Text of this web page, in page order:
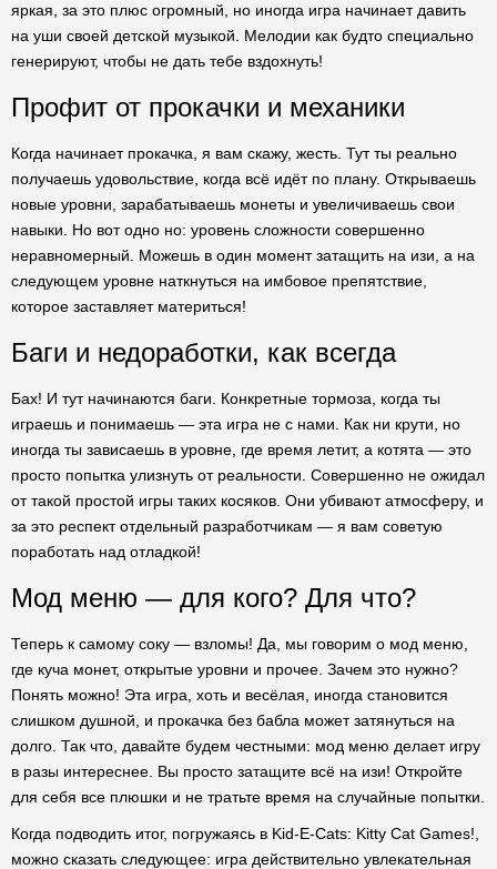
яркая, за это плюс огромный, но иногда игра начинает давить
на уши своей детской музыкой. Мелодии как будто специально
генерируют, чтобы не дать тебе вздохнуть!
Профит от прокачки и механики
Когда начинает прокачка, я вам скажу, жесть. Тут ты реально
получаешь удовольствие, когда всё идёт по плану. Открываешь
новые уровни, зарабатываешь монеты и увеличиваешь свои
навыки. Но вот одно но: уровень сложности совершенно
неравномерный. Можешь в один момент затащить на изи, а на
следующем уровне наткнуться на имбовое препятствие,
которое заставляет материться!
Баги и недоработки, как всегда
Бах! И тут начинаются баги. Конкретные тормоза, когда ты
играешь и понимаешь — эта игра не с нами. Как ни крути, но
иногда ты зависаешь в уровне, где время летит, а котята — это
просто попытка улизнуть от реальности. Совершенно не ожидал
от такой простой игры таких косяков. Они убивают атмосферу, и
за это респект отдельный разработчикам — я вам советую
поработать над отладкой!
Мод меню — для кого? Для что?
Теперь к самому соку — взломы! Да, мы говорим о мод меню,
где куча монет, открытые уровни и прочее. Зачем это нужно?
Понять можно! Эта игра, хоть и весёлая, иногда становится
слишком душной, и прокачка без бабла может затянуться на
долго. Так что, давайте будем честными: мод меню делает игру
в разы интереснее. Вы просто затащите всё на изи! Откройте
для себя все плюшки и не тратьте время на случайные попытки.
Когда подводить итог, погружаясь в Kid-E-Cats: Kitty Cat Games!,
можно сказать следующее: игра действительно увлекательная